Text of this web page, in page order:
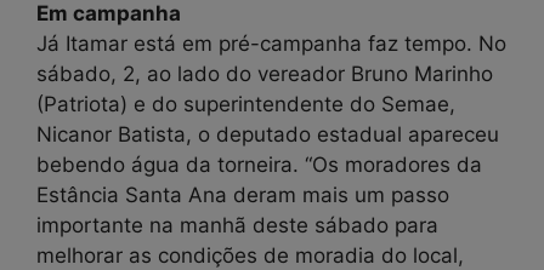
Em campanha
Já Itamar está em pré-campanha faz tempo. No
sábado, 2, ao lado do vereador Bruno Marinho
(Patriota) e do superintendente do Semae,
Nicanor Batista, o deputado estadual apareceu
bebendo água da torneira. “Os moradores da
Estância Santa Ana deram mais um passo
importante na manhã deste sábado para
melhorar as condições de moradia do local,